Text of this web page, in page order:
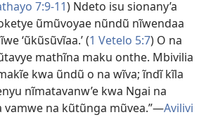
7:9-11) Ndeto isu sionany’a
ũmũvoyae nũndũ nĩwendaa
‘ũkũsũvĩaa.’ (1 Vetelo 5:7) O na
mathĩna maku onthe. Mbivilia
kwa ũndũ o na wĩva; ĩndĩ kĩla
nĩmatavanw’e kwa Ngai na
vamwe na kũtũnga mũvea.”—Avilivi